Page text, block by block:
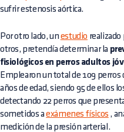
sufrir estenosis aórtica.
Por otro lado, un estudio realizado
otros, pretendía determinar la
fisiológicos en perros adultos
Emplearon un total de 109 perros
años de edad, siendo 95 de ellos
detectando 22 perros que
sometidos aexámenes físicos ,
medición de la presión arterial.